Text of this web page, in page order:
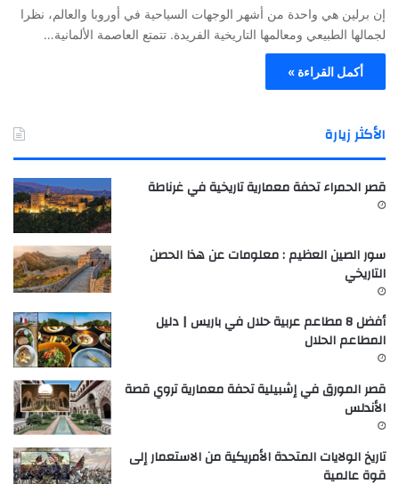
إن برلين هي واحدة من أشهر الوجهات السياحية في أوروبا والعالم، نظرا
لجمالها الطبيعي ومعالمها التاريخية الفريدة. تتمتع العاصمة الألمانية…
أكمل القراءة »
الأكثر زيارة
قصر الحمراء تحفة معمارية تاريخية في غرناطة
سور الصين العظيم : معلومات عن هذا الحصن
التاريخي
أفضل 8 مطاعم عربية حلال في باريس | دليل
المطاعم الحلال
قصر المورق في إشبيلية تحفة معمارية تروي قصة
الأندلس
تاريخ الولايات المتحدة الأمريكية من الاستعمار إلى
قوة عالمية